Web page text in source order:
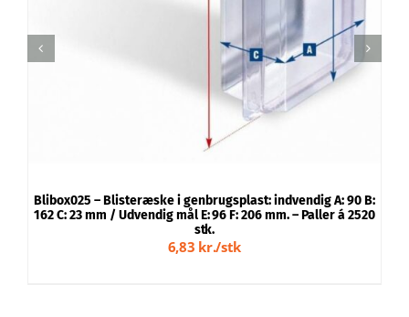
Blibox025 – Blisteræske i genbrugsplast: indvendig A: 90 B:
162 C: 23 mm / Udvendig mål E: 96 F: 206 mm. – Paller á 2520
stk.
6,83 kr./stk